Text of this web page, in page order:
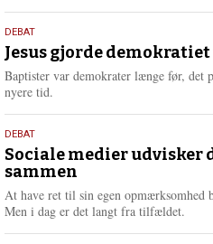
18.
maj
2026
DEBAT
Jesus gjorde
Baptister var demokrater længe før, det
nyere tid.
18.
maj
2026
DEBAT
Sociale medier udvisker
sammen
At have ret til sin egen opmærksomhed
Men i dag er det langt fra tilfældet.